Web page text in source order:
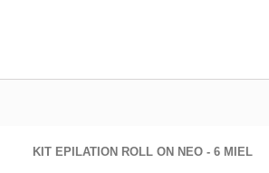
KIT EPILATION ROLL ON NEO - 6 MIEL